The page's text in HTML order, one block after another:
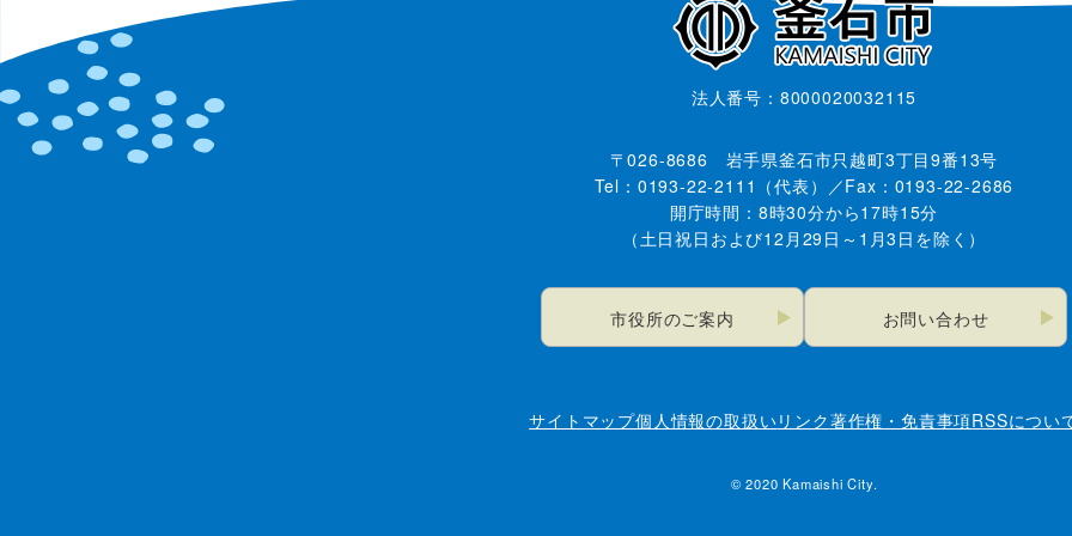
法人番号：8000020032115
〒026-8686 岩手県釜石市只越町3丁目9番13号
Tel：0193-22-2111（代表）／Fax：0193-22-2686
開庁時間：8時30分から17時15分
（土日祝日および12月29日～1月3日を除く）
市役所のご案内 お問い合わせ
サイトマップ個人情報の取扱いリンク著作権・免責事項RSSについ
© 2020 Kamaishi City.